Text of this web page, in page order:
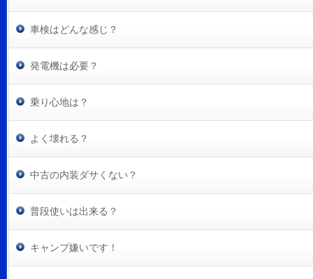
車検はどんな感じ？
発電機は必要？
乗り心地は？
よく壊れる？
中古の内装ダサくない？
普段使いは出来る？
キャンプ嫌いです！